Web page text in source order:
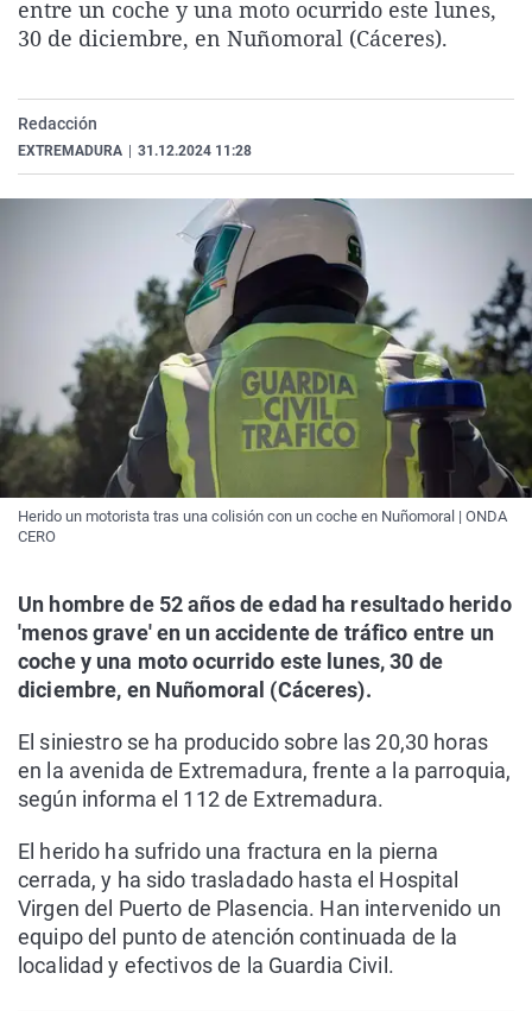
La rosa de los vientos
Como el perro y el
Caso
Equipo de
Extremadura
La Rioja
Virales
Elecciones
entre un coche y una moto ocurrido este lunes,
30 de diciembre, en Nuñomoral (Cáceres).
Redacción
EXTREMADURA 31.12.2024 11:28
Herido un motorista tras una colisión con un coche en Nuñomoral | ONDA
CERO
Un hombre de 52 años de edad ha resultado herido
'menos grave' en un accidente de tráfico entre un
coche y una moto ocurrido este lunes, 30 de
diciembre, en Nuñomoral (Cáceres).
El siniestro se ha producido sobre las 20,30 horas
en la avenida de Extremadura, frente a la parroquia,
según informa el 112 de Extremadura.
El herido ha sufrido una fractura en la pierna
cerrada, y ha sido trasladado hasta el Hospital
Virgen del Puerto de Plasencia. Han intervenido un
equipo del punto de atención continuada de la
localidad y efectivos de la Guardia Civil.